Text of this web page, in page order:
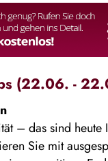
(22.06. -
– das sind heute
Sie mit